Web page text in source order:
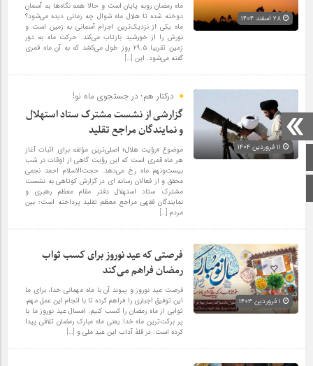
صفحه اصلی
ماه رمضان روبه پایان است و حالا همه نگاه‌ها به آسمان
دوخته شده تا هلال ماه شوال چه زمانی دیده می‌شود؟
ماه یکی از نزدیک‌ترین اجرام آسمانی به زمین است و
نورش را از خورشید بازتاب می‌کند. حرکت ماه به دور
زمین تقریبا ۲۹.۵ روز طول می‌کشد که به آن ماه قمری
گفته می‌شود. این […]
درکنار هم؛ در جستجوی ماه نو!
گزارشی از نشست مشترک ستاد استهلال
و نمایندگان مراجع تقلید
موضوع «رؤیت هلال» اصلی‌ترین مؤلفه برای اثبات آغاز
هر ماه قمری است که این رؤیت گاهی از اوقات در شب
بیست‌ونهم ماه رخ می‌دهد. حجت‌الاسلام احمد نجمی
محقق و از فعالان رسانه ای در گزارش کوتاهی به نشست
مشترک ستاد استهلال دفتر مقام معظم رهبری و
نمایندگان فقهی مراجع معظم تقلید پرداخته است: بین
مردم […]
فرصتی که عید نوروز برای کسب ثواب
رمضان فراهم می‌کند
فرصت عید نوروز و پیوند آن با ماه مهمانی خدا، برای ما
این توفیق اجباری را فراهم کرده تا با انجام این عمل مهم،
ثوابی از ماه رمضان را کسب کنیم. امسال عید نوروز ما با
پر برکت‌ترین ماه خدا یعنی ماه مبارک رمضان تلاقی پیدا
کرده است. در قلۀ آداب این عید ملی و […]